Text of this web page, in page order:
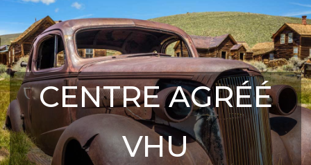
CENTRE AGRÉÉ
VHU